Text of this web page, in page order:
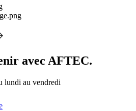
avec AFTEC.
lundi au vendredi